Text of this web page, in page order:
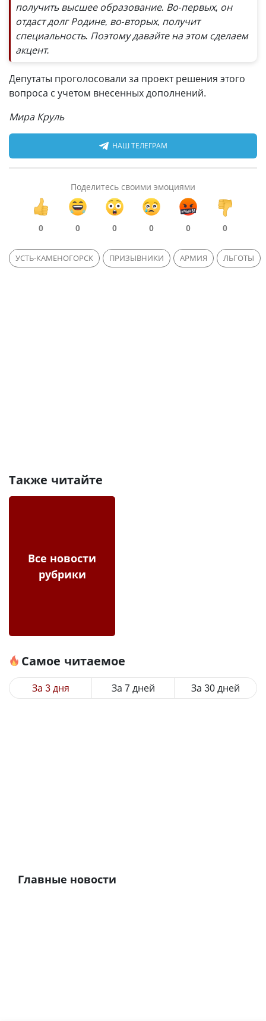
получить высшее образование. Во-первых, он
отдаст долг Родине, во-вторых, получит
специальность. Поэтому давайте на этом сделаем
акцент.
Депутаты проголосовали за проект решения этого
вопроса с учетом внесенных дополнений.
Мира Круль
НАШ ТЕЛЕГРАМ
Поделитесь своими эмоциями
0 0 0 0 0 0
УСТЬ-КАМЕНОГОРСК ПРИЗЫВНИКИ АРМИЯ ЛЬГОТЫ
Также читайте
Все новости
рубрики
Самое читаемое
За 3 дня За 7 дней За 30 дней
Главные новости